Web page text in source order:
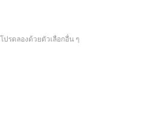
รดลองด้วยตัวเลือกอื่น ๆ